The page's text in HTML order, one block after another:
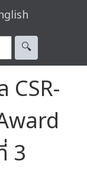
🔍︎
CSR-
3